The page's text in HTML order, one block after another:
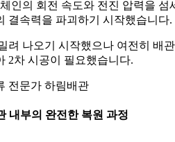
인의 회전 속도와 전진 압력을 섬
결속력을 파괴하기 시작했습니다.
려 나오기 시작했으나 여전히 배관
2차 시공이 필요했습니다.
전문가 하림배관
내부의 완전한 복원 과정